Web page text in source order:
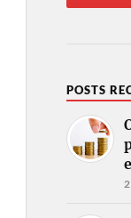
POSTS